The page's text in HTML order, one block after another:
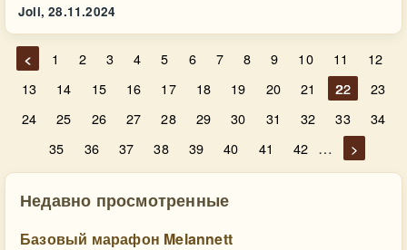
Joli, 28.11.2024
< 1 2 3 4 5 6 7 8 9 10 11
12
13
14 15 16 17 18 19 20 21 22
23
24
25 26 27 28 29 30 31 32 33
34
35
36 37 38 39 40 41 42 … >
Недавно просмотренные
Базовый марафон Melannett